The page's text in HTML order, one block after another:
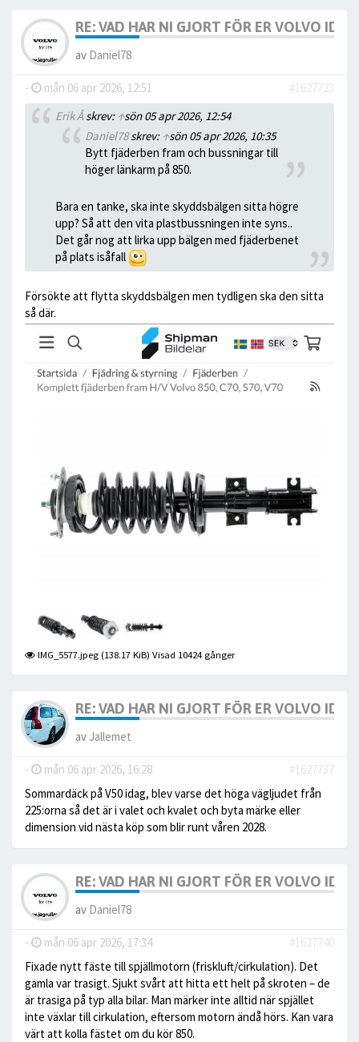
RE: VAD HAR NI GJORT FÖR ER VOLVO
av Daniel78
- mån 06 apr 2026, 12:51
#1627723
Erik Åskrev: ↑sön 05 apr 2026, 12:54
Daniel78skrev: ↑sön 05 apr 2026, 10:35
Bytt fjäderben fram och bussningar till
höger länkarm på 850.
Bara en tanke, ska inte skyddsbälgen sitta högre
upp? Så att den vita plastbussningen inte syns..
Det går nog att lirka upp bälgen med fjäderbenet
på plats isåfall
Försökte att flytta skyddsbälgen men tydligen ska den sitta
så där.
IMG_5577.jpeg (138.17 KiB) Visad 10424 gånger
RE: VAD HAR NI GJORT FÖR ER VOLVO
av Jallemet
- mån 06 apr 2026, 16:28
#1627737
Sommardäck på V50 idag, blev varse det höga vägljudet från
225:orna så det är i valet och kvalet och byta märke eller
dimension vid nästa köp som blir runt våren 2028.
RE: VAD HAR NI GJORT FÖR ER VOLVO
av Daniel78
- mån 06 apr 2026, 17:34
#1627740
Fixade nytt fäste till spjällmotorn (friskluft/cirkulation). Det
gamla var trasigt. Sjukt svårt att hitta ett helt på skroten – de
är trasiga på typ alla bilar. Man märker inte alltid när spjället
inte växlar till cirkulation, eftersom motorn ändå hörs. Kan vara
värt att kolla fästet om du kör 850.